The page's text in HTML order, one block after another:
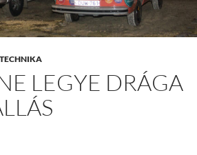
TECHNIKA
LEGYE DRÁGA